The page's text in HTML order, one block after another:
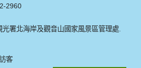
2960
署北海岸及觀音山國家風景區管理處.
客